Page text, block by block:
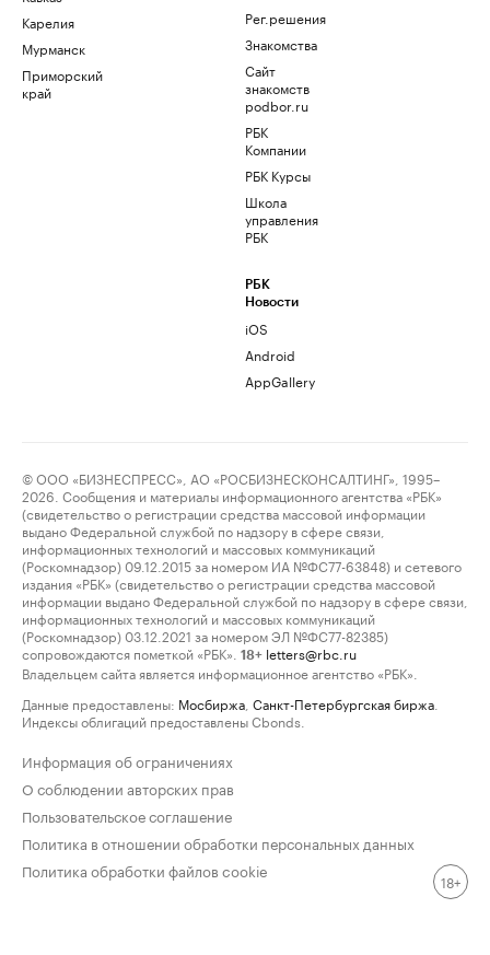
Карелия
Мурманск
Приморский
край
Рег.решения
Знакомства
Сайт
знакомств
podbor.ru
РБК
Компании
РБК Курсы
Школа
управления
РБК
РБК
Новости
iOS
Android
AppGallery
© ООО «БИЗНЕСПРЕСС», АО «РОСБИЗНЕСКОНСАЛТИНГ», 1995–
2026. Сообщения и материалы информационного агентства «РБК»
(свидетельство о регистрации средства массовой информации
выдано Федеральной службой по надзору в сфере связи,
информационных технологий и массовых коммуникаций
(Роскомнадзор) 09.12.2015 за номером ИА №ФС77-63848) и сетевого
издания «РБК» (свидетельство о регистрации средства массовой
информации выдано Федеральной службой по надзору в сфере связи,
информационных технологий и массовых коммуникаций
(Роскомнадзор) 03.12.2021 за номером ЭЛ №ФС77-82385)
сопровождаются пометкой «РБК».
18+ letters@rbc.ru
Владельцем сайта является информационное агентство «РБК».
Данные предоставлены: Мосбиржа Санкт-Петербургская биржа
Индексы облигаций предоставлены Cbonds.
Информация об ограничениях
О соблюдении авторских прав
Пользовательское соглашение
Политика в отношении обработки персональных данных
Политика обработки файлов cookie
18+